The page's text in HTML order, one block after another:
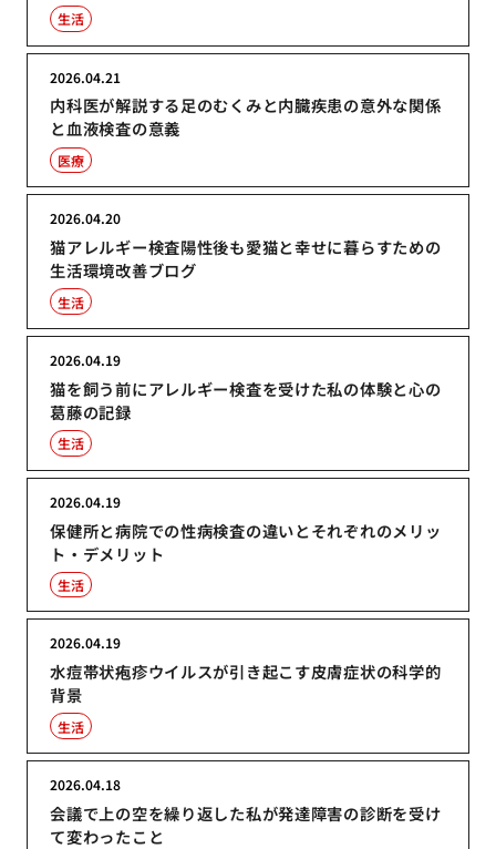
生活
内科医が解説する足のむくみと内臓疾患の意外な関係
と血液検査の意義
2026.04.21
医療
猫アレルギー検査陽性後も愛猫と幸せに暮らすための
生活環境改善ブログ
2026.04.20
生活
猫を飼う前にアレルギー検査を受けた私の体験と心の
葛藤の記録
2026.04.19
生活
保健所と病院での性病検査の違いとそれぞれのメリッ
ト・デメリット
2026.04.19
生活
水痘帯状疱疹ウイルスが引き起こす皮膚症状の科学的
背景
2026.04.19
生活
会議で上の空を繰り返した私が発達障害の診断を受け
て変わったこと
2026.04.18